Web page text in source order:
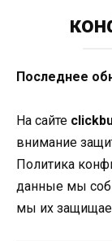
Последнее
На сайте
внимание
Политика
данные мы
мы их